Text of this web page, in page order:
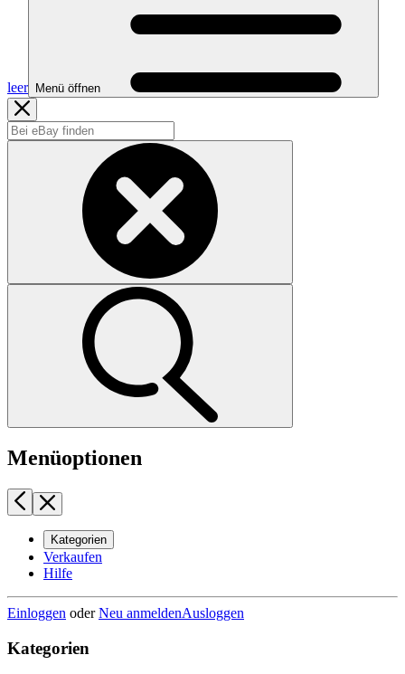
leer Menü öffnen
Menüoptionen
Kategorien
Verkaufen
Hilfe
Einloggen oderNeu anmeldenAusloggen
Kategorien